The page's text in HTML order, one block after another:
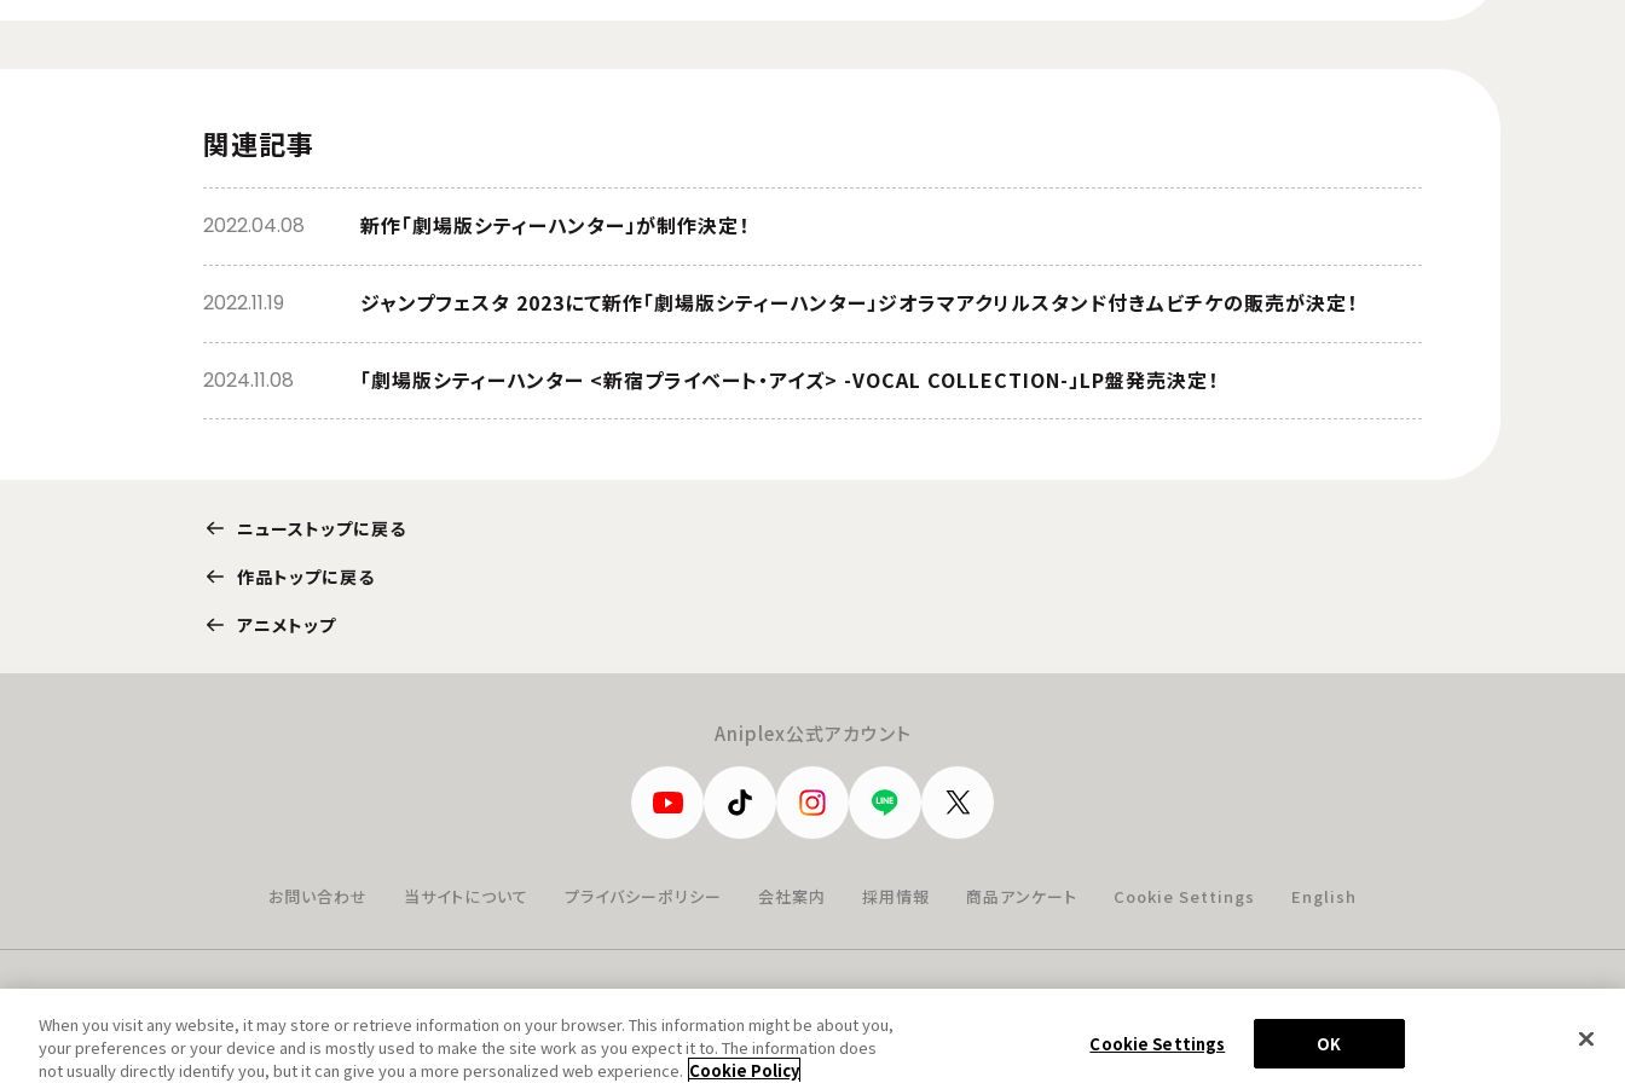
関連記事
新作「劇場版シティーハンター」が制作決定！
2022.04.08
ジャンプフェスタ 2023にて新作「劇場版シティーハンター」ジオラマアクリルスタンド付きムビチケの販売が決定！
2022.11.19
「劇場版シティーハンター <新宿プライベート・アイズ> -VOCAL COLLECTION-」LP盤発売決定！
2024.11.08
ニューストップに戻る
作品トップに戻る
アニメトップ
Aniplex公式アカウント
お問い合わせ 当サイトについて プライバシーポリシー 会社案内 採用情報 商品アンケート Cookie Settings English
© Aniplex Inc. All rights reserved.
When you visit any website, it may store or retrieve information on your browser. This information might be about you,
your preferences or your device and is mostly used to make the site work as you expect it to. The information does
not usually directly identify you, but it can give you a more personalized web experience. Cookie Policy
Cookie Settings OK